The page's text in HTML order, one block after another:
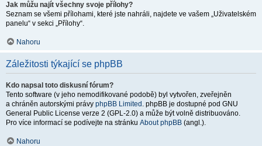
Jak můžu najít všechny svoje přílohy?
Seznam se všemi přílohami, které jste nahráli, najdete ve vašem „Uživatelském
panelu“ v sekci „Přílohy“.
Nahoru
Záležitosti týkající se phpBB
Kdo napsal toto diskusní fórum?
Tento software (v jeho nemodifikované podobě) byl vytvořen, zveřejněn
a chráněn autorskými právy phpBB Limited . phpBB je dostupné pod GNU
General Public License verze 2 (GPL-2.0) a může být volně distribuováno.
Pro více informací se podívejte na stránku About phpBB (angl.).
Nahoru